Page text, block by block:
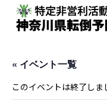
« イベント一覧
このイベントは終了しま